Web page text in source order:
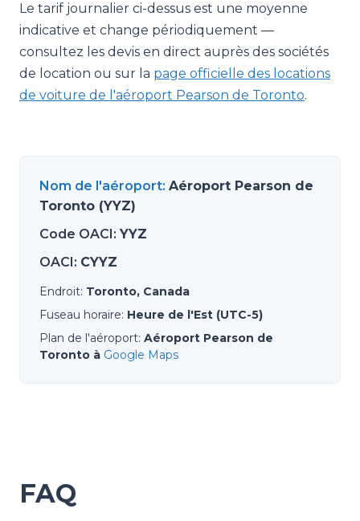
Le tarif journalier ci-dessus est une moyenne
indicative et change périodiquement —
consultez les devis en direct auprès des sociétés
de location ou sur la page officielle des locations
de voiture de l'aéroport Pearson de Toronto.
Nom de l'aéroport: Aéroport Pearson de
Toronto (YYZ)
Code OACI: YYZ
OACI: CYYZ
Endroit: Toronto, Canada
Fuseau horaire: Heure de l'Est (UTC-5)
Plan de l'aéroport: Aéroport Pearson de
Toronto à Google Maps
FAQ